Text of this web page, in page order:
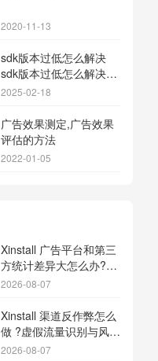
2020-11-13
sdk版本过低怎么解决
sdk版本过低怎么解决华
为
2025-02-18
广告效果测定,广告效果
评估的方法
2022-01-05
Xinstall 广告平台和第三
方统计差异大怎么办?数
据误差排查指南
2026-08-07
Xinstall 渠道反作弊怎么
做 ?虚假流量识别与风控
防刷解析
2026-08-07